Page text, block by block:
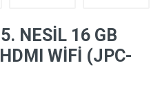
NESİL 16 GB
WİFİ (JPC-